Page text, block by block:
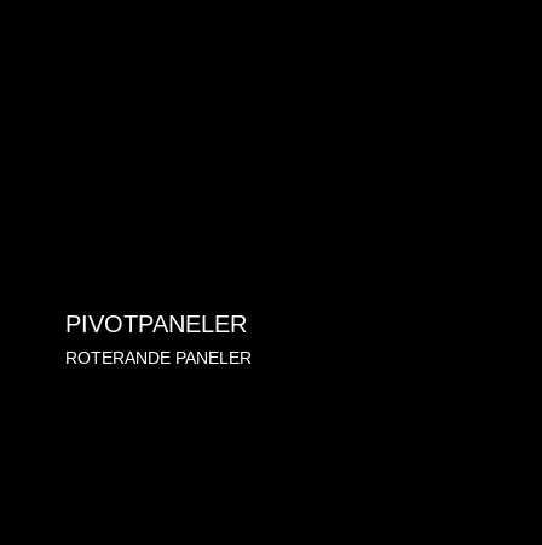
PIVOTPANELER
ROTERANDE PANELER